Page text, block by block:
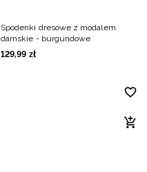
Spodenki dresowe z modalem
damskie - burgundowe
129,99 zł